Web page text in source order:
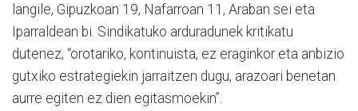
langile, Gipuzkoan 19, Nafarroan 11, Araban sei eta
Iparraldean bi. Sindikatuko arduradunek kritikatu
dutenez, “orotariko, kontinuista, ez eraginkor eta anbizio
gutxiko estrategiekin jarraitzen dugu, arazoari benetan
aurre egiten ez dien egitasmoekin”.